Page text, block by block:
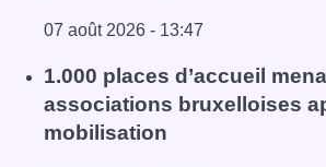
07 août 2026 - 13:47
Lire l'article “La tactique doit être
1.000 places d’accueil
associations bruxelloises
mobilisation